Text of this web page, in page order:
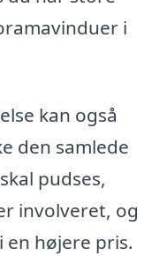
i
kan også
den samlede
pudses,
involveret, og
højere pris.